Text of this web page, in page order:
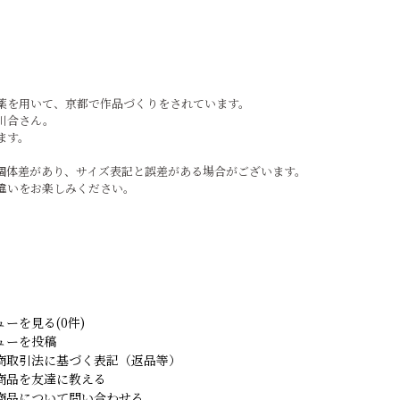
用いて、京都で作品づくりをされています。
さん。
。
差があり、サイズ表記と誤差がある場合がございます。
をお楽しみください。
ーを見る(0件)
ーを投稿
取引法に基づく表記（返品等）
品を友達に教える